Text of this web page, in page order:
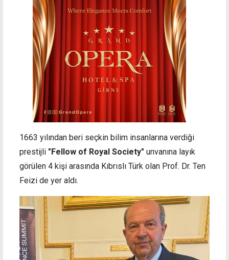
1663 yılından beri seçkin bilim insanlarına verdiği
prestijli "Fellow of Royal Society" unvanına layık
görülen 4 kişi arasında Kıbrıslı Türk olan Prof. Dr. Ten
Feizi de yer aldı.